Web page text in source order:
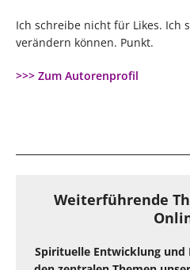
Ich schreibe nicht für Likes. Ich
verändern können. Punkt.
>>> Zum Autorenprofil
Weiterführende
Spirituelle Entwicklung und